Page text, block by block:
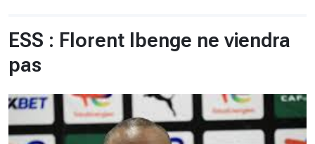
ESS : Florent Ibenge ne viendra
pas